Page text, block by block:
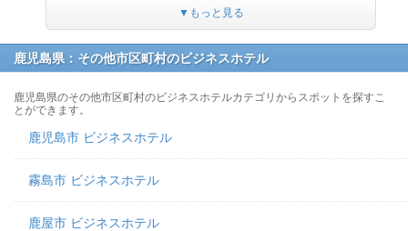
▼もっと見る
鹿児島県：その他市区町村のビジネスホテル
鹿児島県のその他市区町村のビジネスホテルカテゴリからスポットを探すこ
とができます。
鹿児島市 ビジネスホテル
霧島市 ビジネスホテル
鹿屋市 ビジネスホテル